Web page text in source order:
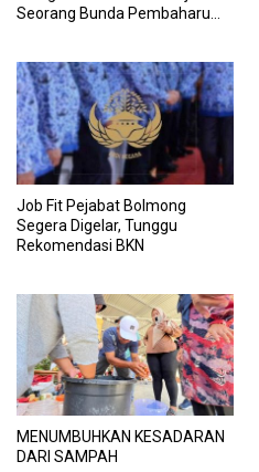
Seorang Bunda Pembaharu
Job Fit Pejabat Bolmong
Segera Digelar, Tunggu
Rekomendasi BKN
MENUMBUHKAN KESADARAN
DARI SAMPAH